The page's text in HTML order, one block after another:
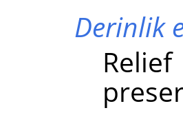
Derinlik